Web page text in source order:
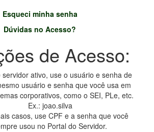
Esqueci minha senha
Dúvidas no Acesso?
de Acesso:
servidor ativo, use o usuário e senha de
usuário e senha que você usa em
corporativos, como o SEI, PLe, etc.
Ex.: joao.silva
casos, use CPF e a senha que você
usou no Portal do Servidor.